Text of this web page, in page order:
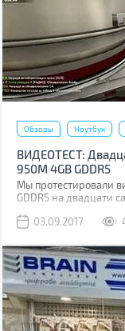
Обзоры Ноутбук
ВИДЕОТЕСТ:
950M 4GB GDDR5
Мы протестировали
GDDR5 на двадцати
Поэтому нам стало
03.09.2017